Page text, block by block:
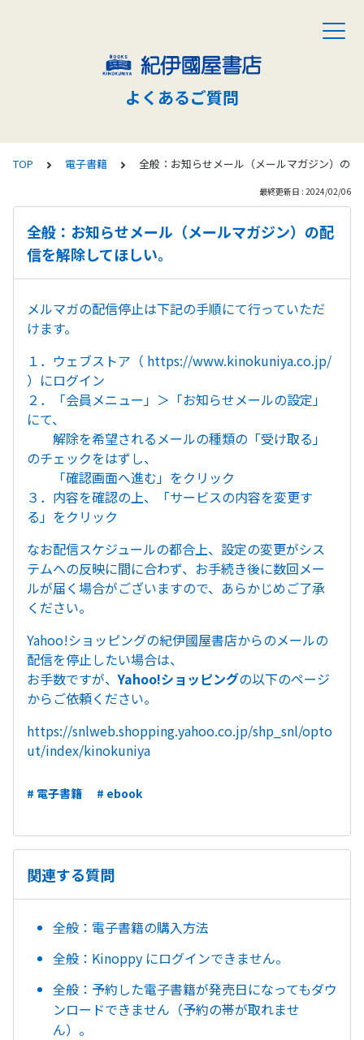
よくあるご質問
TOP 電子書籍 全般：お知らせメール（メールマガジン）の
最終更新日 : 2024/02/06
全般：お知らせメール（メールマガジン）の配
信を解除してほしい。
メルマガの配信停止は下記の手順にて行っていただ
けます。
１．ウェブストア（ https://www.kinokuniya.co.jp/
）にログイン
２．「会員メニュー」＞「お知らせメールの設定」
にて、
解除を希望されるメールの種類の「受け取る」
のチェックをはずし、
「確認画面へ進む」をクリック
３．内容を確認の上、「サービスの内容を変更す
る」をクリック
なお配信スケジュールの都合上、設定の変更がシス
テムへの反映に間に合わず、お手続き後に数回メー
ルが届く場合がございますので、あらかじめご了承
ください。
Yahoo!ショッピングの紀伊國屋書店からのメールの
配信を停止したい場合は、
お手数ですが、Yahoo!ショッピングの以下のページ
からご依頼ください。
https://snlweb.shopping.yahoo.co.jp/shp_snl/opto
ut/index/kinokuniya
# 電子書籍 # ebook
関連する質問
全般：電子書籍の購入方法
全般：Kinoppy にログインできません。
全般：予約した電子書籍が発売日になってもダウ
ンロードできません（予約の帯が取れませ
ん）。